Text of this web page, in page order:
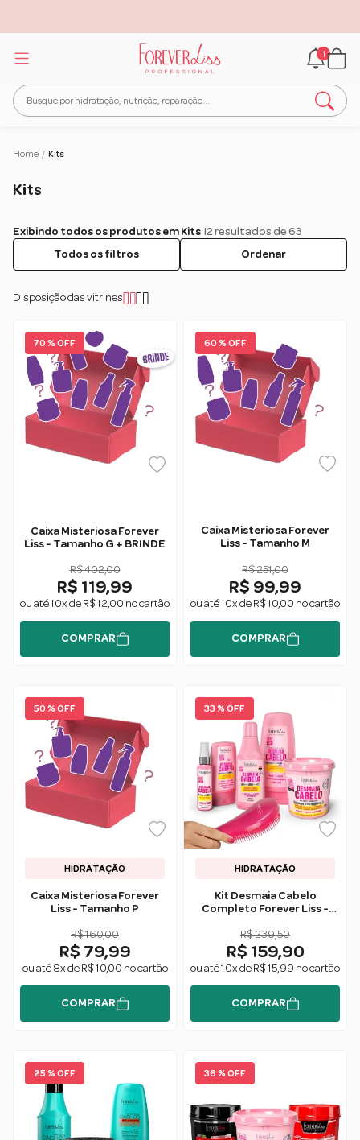
1
Home / Kits
Kits
Exibindo todos os produtos em Kits12 resultados de 63
Todos os filtros
Ordenar
Disposição das vitrines
70 % OFF
Caixa Misteriosa Forever
Liss - Tamanho G + BRINDE
R$ 402,00
R$ 119,99
ou até 10x de R$ 12,00 no cartão
COMPRAR
60 % OFF
Caixa Misteriosa Forever
Liss - Tamanho M
R$ 251,00
R$ 99,99
ou até 10x de R$ 10,00 no cartão
COMPRAR
50 % OFF
HIDRATAÇÃO
Caixa Misteriosa Forever
Liss - Tamanho P
R$ 160,00
R$ 79,99
ou até 8x de R$ 10,00 no cartão
COMPRAR
33 % OFF
HIDRATAÇÃO
Kit Desmaia Cabelo
Completo Forever Liss -
Desembaraçadora
R$ 239,50
R$ 159,90
ou até 10x de R$ 15,99 no cartão
COMPRAR
25 % OFF 36 % OFF